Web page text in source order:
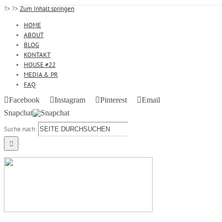
?> ?> Zum Inhalt springen
HOME
ABOUT
BLOG
KONTAKT
HOUSE #22
MEDIA & PR
FAQ
Facebook
Instagram Pinterest
Email
Snapchat
Suche nach: